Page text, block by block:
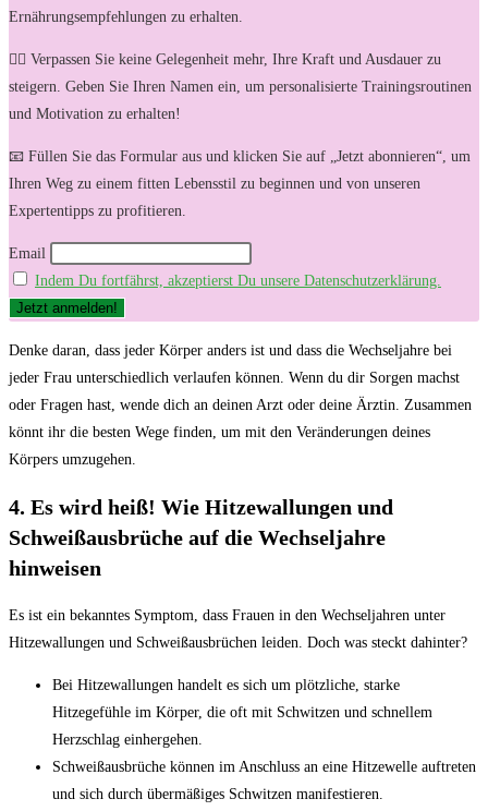
Ernährungsempfehlungen zu erhalten.
🏋️‍♀️ Verpassen Sie keine Gelegenheit mehr, Ihre Kraft und Ausdauer zu
steigern. Geben Sie Ihren Namen ein, um personalisierte Trainingsroutinen
und Motivation zu erhalten!
📧 Füllen Sie das Formular aus und klicken Sie auf „Jetzt abonnieren“, um
Ihren Weg zu einem fitten Lebensstil zu beginnen und von unseren
Expertentipps zu profitieren.
Email
Indem Du fortfährst, akzeptierst Du unsere Datenschutzerklärung.
Denke daran, dass jeder Körper anders ist und dass die Wechseljahre bei
jeder Frau unterschiedlich verlaufen können. Wenn du dir Sorgen machst
oder Fragen hast, wende dich an deinen Arzt oder deine Ärztin. Zusammen
könnt ihr die besten Wege finden, um mit den Veränderungen deines
Körpers umzugehen.
4. Es wird heiß! Wie Hitzewallungen und
Schweißausbrüche auf die Wechseljahre
hinweisen
Es ist ein bekanntes Symptom, dass Frauen in den Wechseljahren unter
Hitzewallungen und Schweißausbrüchen leiden. Doch was steckt dahinter?
Bei Hitzewallungen handelt es sich um plötzliche, starke
Hitzegefühle im Körper, die oft mit Schwitzen und schnellem
Herzschlag einhergehen.
Schweißausbrüche können im Anschluss an eine Hitzewelle auftreten
und sich durch übermäßiges Schwitzen manifestieren.